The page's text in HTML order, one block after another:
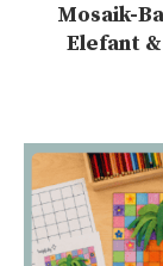
Mosaik-
Elefant